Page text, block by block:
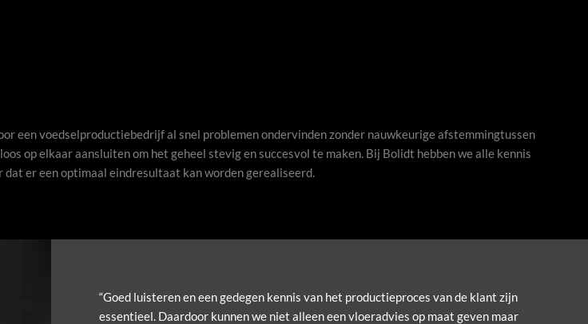
een voedselproductiebedrijf al snel problemen ondervinden zonder nauwkeurige afstemmingtussen
op elkaar aansluiten om het geheel stevig en succesvol te maken. Bij Bolidt hebben we alle kennis
er een optimaal eindresultaat kan worden gerealiseerd.
“Goed luisteren en een gedegen kennis van het productieproces van de klant zijn
essentieel. Daardoor kunnen we niet alleen een vloeradvies op maat geven maar